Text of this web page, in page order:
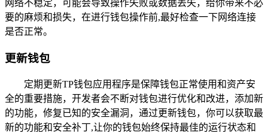
网络不稳定，可能会导致操作失败或数据丢失，给你带来不必
要的麻烦和损失，在进行钱包操作前,最好检查一下网络连接
是否正常。
更新钱包
定期更新TP钱包应用程序是保障钱包正常使用和资产安
全的重要措施，开发者会不断对钱包进行优化和改进，添加新
的功能，修复已知的安全漏洞，通过更新钱包，你可以获取最
新的功能和安全补丁,让你的钱包始终保持最佳的运行状态和